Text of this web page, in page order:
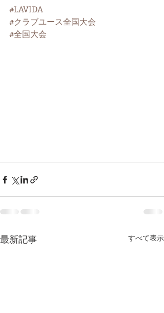
#LAVIDA
#クラブユース全国大会
#全国大会
最新記事 すべて表示